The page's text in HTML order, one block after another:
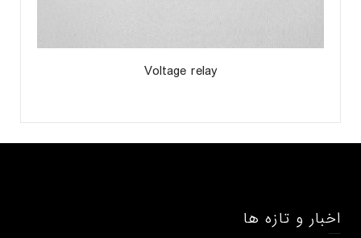
Voltage relay
اخبار و تازه ها